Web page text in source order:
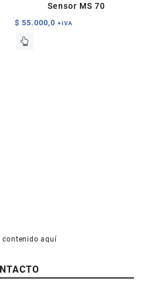
Sensor MS 70
$ 55.000,0 +IVA
contenido aquí